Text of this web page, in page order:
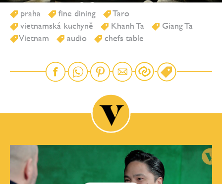
praha fine dining
Taro
vietnamská kuchyně
Khanh Ta
Giang Ta
Vietnam
audio chefs table